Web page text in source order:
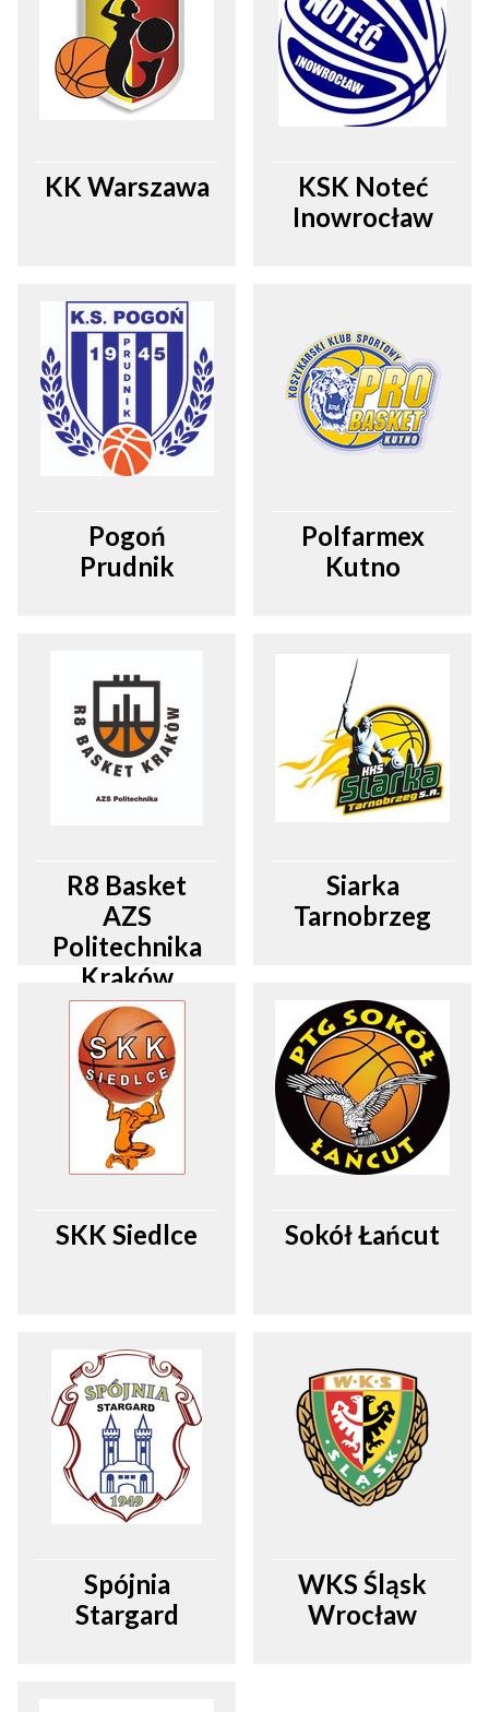
KK Warszawa
KSK Noteć
Inowrocław
Pogoń
Prudnik
Polfarmex
Kutno
R8 Basket
AZS
Politechnika
Kraków
Siarka
Tarnobrzeg
SKK Siedlce Sokół Łańcut
Spójnia
Stargard
WKS Śląsk
Wrocław